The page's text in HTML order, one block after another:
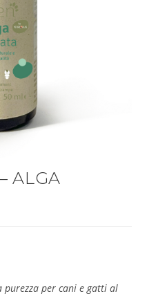
ALGA
purezza per cani e gatti al